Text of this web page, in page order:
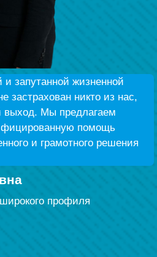
запутанной жизненной
застрахован никто из нас,
выход. Мы предлагаем
помощь
и грамотного решения
профиля